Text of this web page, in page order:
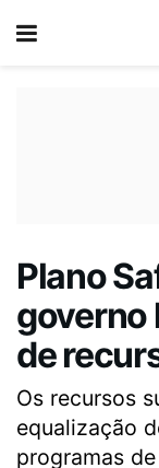
Plano
governo
de
Os recursos
equalização
programas